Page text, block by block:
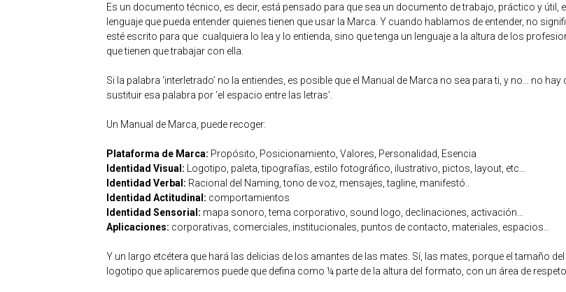
Es un documento técnico, es decir, está pensado para que sea un documento de trabajo, práctico y útil,
lenguaje que pueda entender quienes tienen que usar la Marca. Y cuando hablamos de entender, no
esté escrito para que cualquiera lo lea y lo entienda, sino que tenga un lenguaje a la altura de los
que tienen que trabajar con ella.
Si la palabra ‘interletrado’ no la entiendes, es posible que el Manual de Marca no sea para ti, y no… no hay
sustituir esa palabra por ‘el espacio entre las letras’.
Un Manual de Marca, puede recoger:
Plataforma de Marca: Propósito, Posicionamiento, Valores, Personalidad, Esencia
Identidad Visual: Logotipo, paleta, tipografías, estilo fotográfico, ilustrativo, pictos, layout, etc…
Identidad Verbal: Racional del Naming, tono de voz, mensajes, tagline, manifestó..
Identidad Actitudinal: comportamientos
Identidad Sensorial: mapa sonoro, tema corporativo, sound logo, declinaciones, activación…
Aplicaciones: corporativas, comerciales, institucionales, puntos de contacto, materiales, espacios…
Y un largo etcétera que hará las delicias de los amantes de las mates. Sí, las mates, porque el tamaño del
logotipo que aplicaremos puede que defina como ¼ parte de la altura del formato, con un área de respeto